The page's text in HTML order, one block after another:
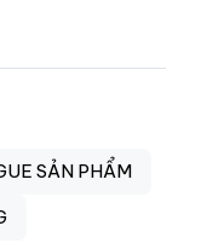
SẢN PHẨM